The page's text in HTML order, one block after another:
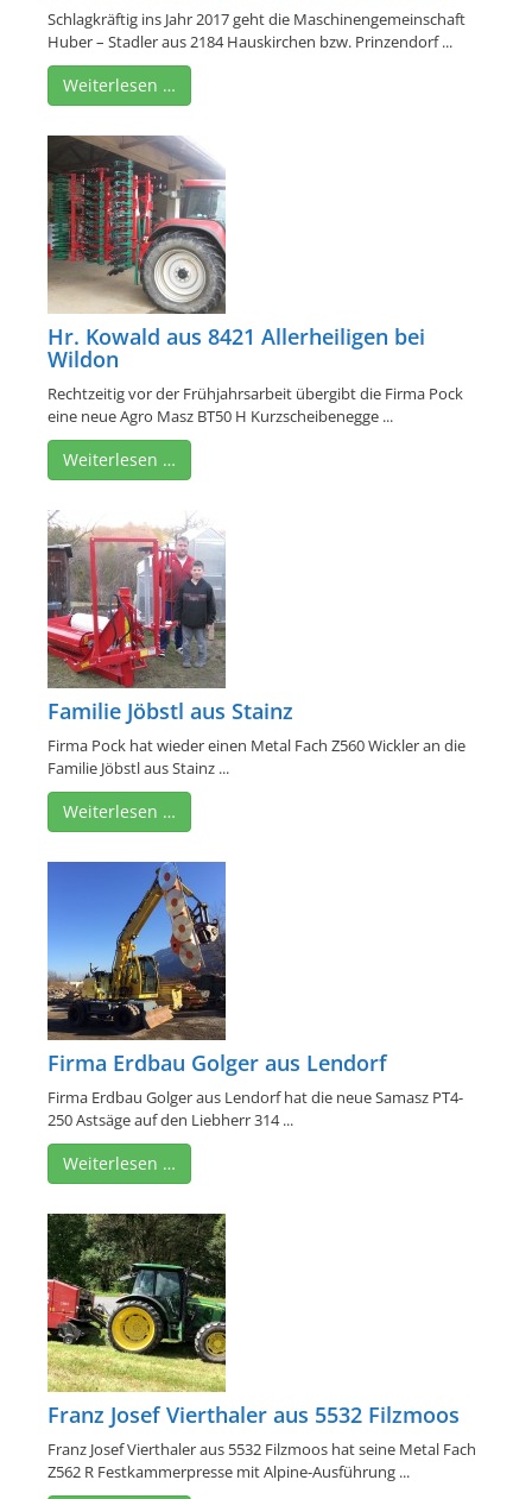
Schlagkräftig ins Jahr 2017 geht die Maschinengemeinschaft
Huber – Stadler aus 2184 Hauskirchen bzw. Prinzendorf ...
Weiterlesen …
Hr. Kowald aus 8421 Allerheiligen bei
Wildon
Rechtzeitig vor der Frühjahrsarbeit übergibt die Firma Pock
eine neue Agro Masz BT50 H Kurzscheibenegge ...
Weiterlesen …
Familie Jöbstl aus Stainz
Firma Pock hat wieder einen Metal Fach Z560 Wickler an die
Familie Jöbstl aus Stainz ...
Weiterlesen …
Firma Erdbau Golger aus Lendorf
Firma Erdbau Golger aus Lendorf hat die neue Samasz PT4-
250 Astsäge auf den Liebherr 314 ...
Weiterlesen …
Franz Josef Vierthaler aus 5532 Filzmoos
Franz Josef Vierthaler aus 5532 Filzmoos hat seine Metal Fach
Z562 R Festkammerpresse mit Alpine-Ausführung ...